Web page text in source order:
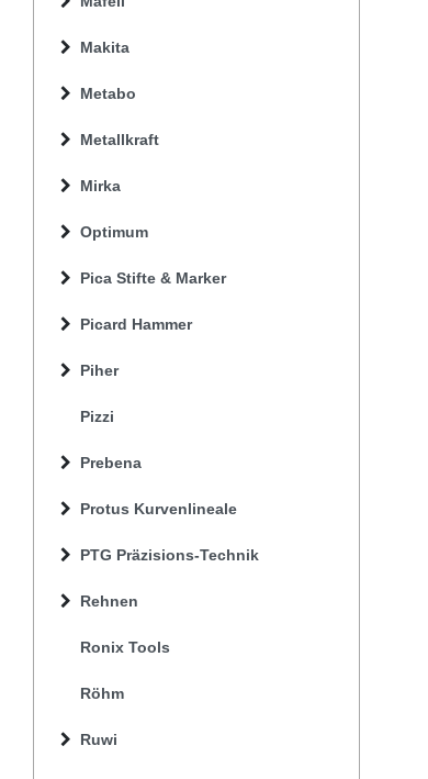
Makita
Metabo
Metallkraft
Mirka
Optimum
Pica Stifte & Marker
Picard Hammer
Piher
Pizzi
Prebena
Protus Kurvenlineale
PTG Präzisions-Technik
Rehnen
Ronix Tools
Röhm
Ruwi